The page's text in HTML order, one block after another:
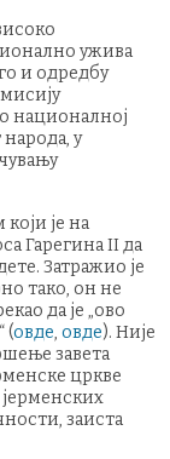
ужива
и одредбу
националној
у
је на
Гарегина II да
Затражио је
тако, он не
да је „ово
(овде, овде). Није
завета
цркве
заиста